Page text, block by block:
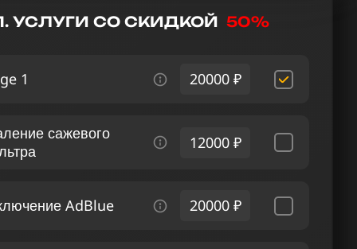
УСЛУГИ СО СКИДКОЙ 50%
1 20000 ₽
сажевого
12000 ₽
AdBlue 20000 ₽